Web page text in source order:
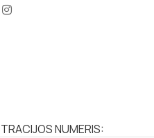
NUMERIS: